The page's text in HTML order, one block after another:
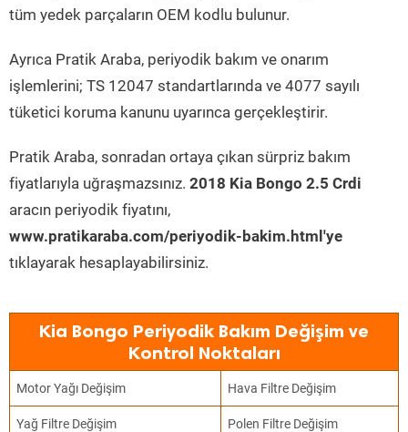
tüm yedek parçaların OEM kodlu bulunur.
Ayrıca Pratik Araba, periyodik bakım ve onarım
işlemlerini; TS 12047 standartlarında ve 4077 sayılı
tüketici koruma kanunu uyarınca gerçekleştirir.
Pratik Araba, sonradan ortaya çıkan sürpriz bakım
fiyatlarıyla uğraşmazsınız. 2018 Kia Bongo 2.5 Crdi
aracın periyodik fiyatını,
www.pratikaraba.com/periyodik-bakim.html'ye
tıklayarak hesaplayabilirsiniz.
Kia Bongo Periyodik Bakım Değişim ve
Kontrol Noktaları
Motor Yağı Değişim Hava Filtre Değişim
Yağ Filtre Değişim Polen Filtre Değişim